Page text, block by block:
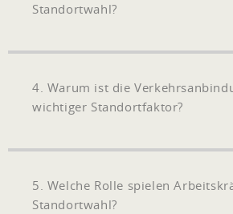
Standortwahl?
4. Warum ist die
wichtiger Standortfaktor?
5. Welche Rolle spielen
Standortwahl?